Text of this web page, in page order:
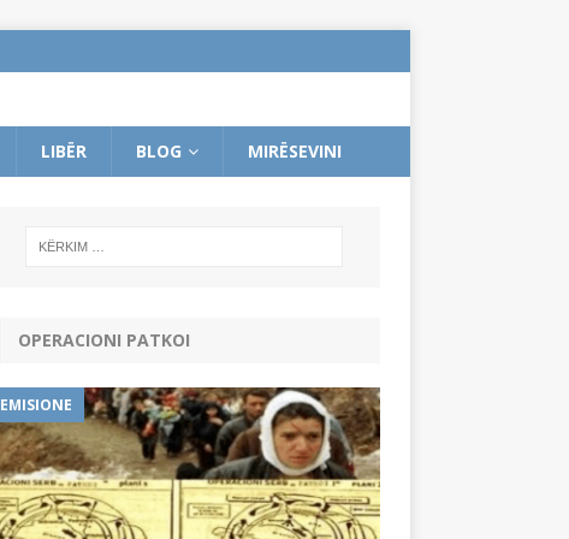
LIBËR BLOG MIRËSEVINI
OPERACIONI PATKOI
EMISIONE